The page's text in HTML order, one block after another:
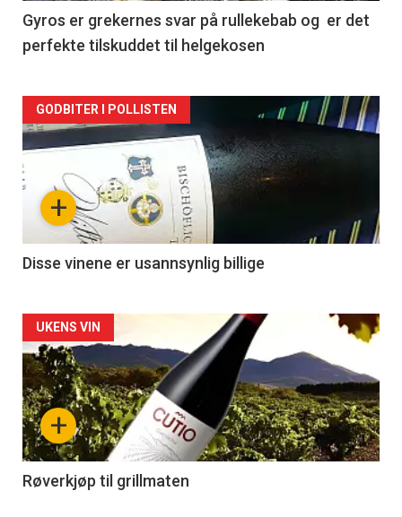
2
Gyros er grekernes svar på rullekebab og er det
perfekte tilskuddet til helgekosen
Forsiden
akkurat
nå
3
+
GODBITER I POLLISTEN
Disse vinene er usannsynlig billige
Forsiden
akkurat
nå
-
4
+
UKENS VIN
Røverkjøp til grillmaten